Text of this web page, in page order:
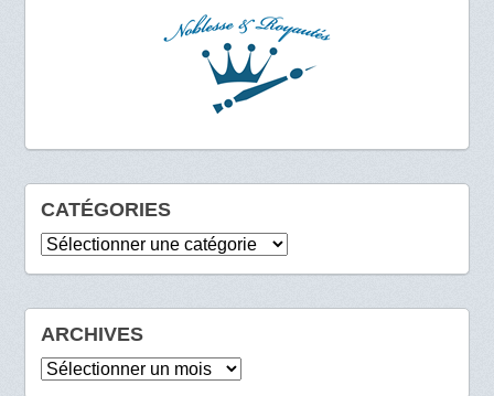
CATÉGORIES
Catégories
ARCHIVES
Archives